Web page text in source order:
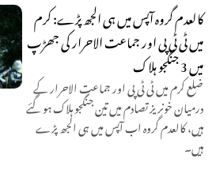
کالعدم گروہ آپس میں ہی الجھ پڑے: کرم
میں ٹی ٹی پی اور جماعت الاحرار کی جھڑپ
میں 3 جنگجو ہلاک
ضلع کرم میں ٹی ٹی پی اور جماعت الاحرار کے
درمیان خونریز تصادم میں تین جنگجو ہلاک ہو گئے
ہیں، کالعدم گروہ اب آپس میں ہی الجھ پڑے
ہیں۔